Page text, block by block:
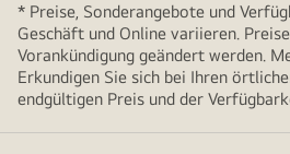
* Preise, Sonderangebote und
Geschäft und Online variieren.
Vorankündigung geändert werden.
Erkundigen Sie sich bei Ihren
endgültigen Preis und der